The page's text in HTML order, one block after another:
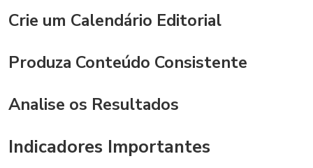
Crie um Calendário Editorial
Produza Conteúdo Consistente
Analise os Resultados
Indicadores Importantes